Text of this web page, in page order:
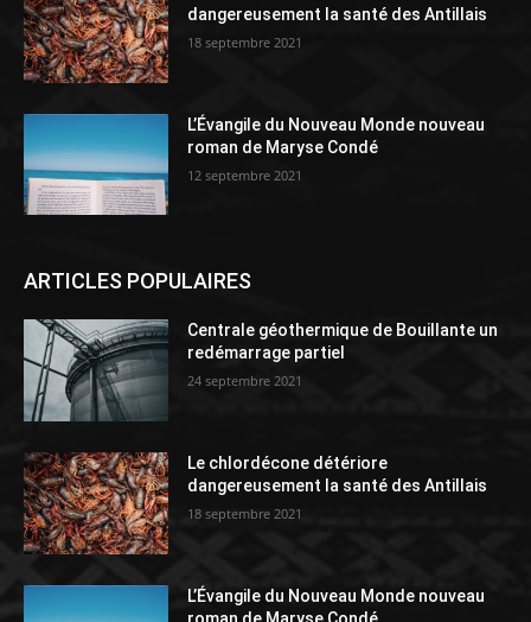
dangereusement la santé des Antillais
18 septembre 2021
L’Évangile du Nouveau Monde nouveau
roman de Maryse Condé
12 septembre 2021
ARTICLES POPULAIRES
Centrale géothermique de Bouillante un
redémarrage partiel
24 septembre 2021
Le chlordécone détériore
dangereusement la santé des Antillais
18 septembre 2021
L’Évangile du Nouveau Monde nouveau
roman de Maryse Condé